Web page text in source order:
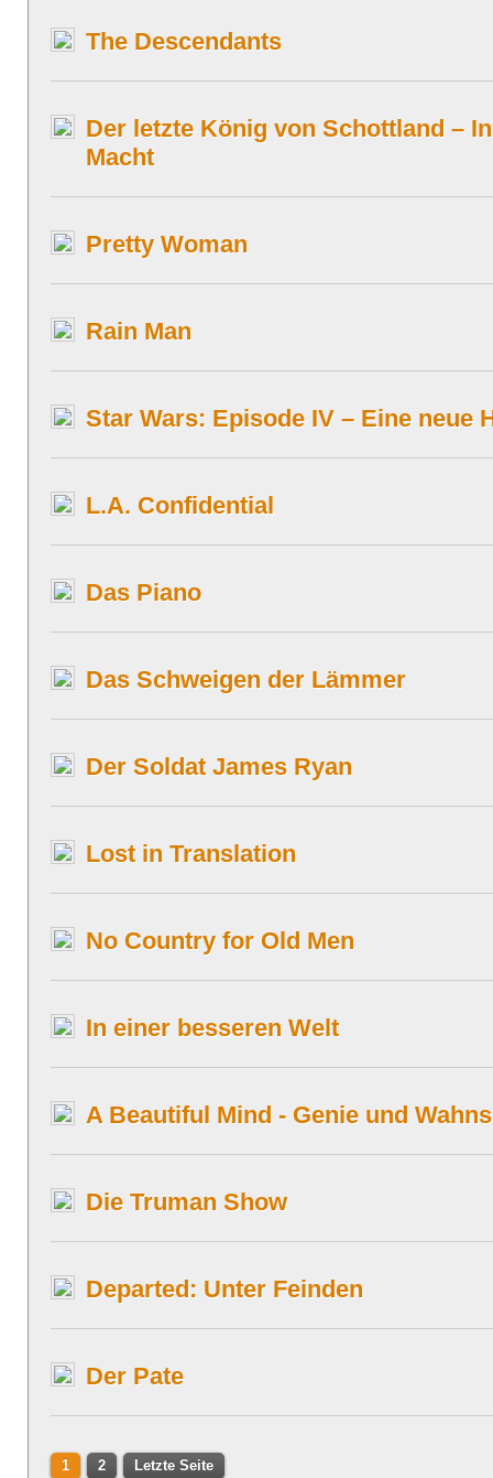
The Descendants
Der letzte König von Schottland –
Macht
Pretty Woman
Rain Man
Star Wars: Episode IV – Eine neue
L.A. Confidential
Das Piano
Das Schweigen der Lämmer
Der Soldat James Ryan
Lost in Translation
No Country for Old Men
In einer besseren Welt
A Beautiful Mind - Genie und
Die Truman Show
Departed: Unter Feinden
Der Pate
1 2 Letzte Seite